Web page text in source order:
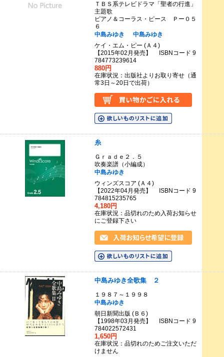
ＴＢＳ系テレビドラマ「聖者の行進」
主題歌
ピアノ＆コーラス・ピース Ｐー０５
６
中島みゆき
中島みゆき
ケイ・エム・ピー (Ａ４)
【2015年02月発売】 ISBNコード 9
784773239614
880円
在庫状況：出版社よりお取り寄せ（通
常3日～20日で出荷）
糸
Ｇｒａｄｅ２．５
吹奏楽譜（小編成）
中島みゆき
ウィンズスコア (Ａ４)
【2022年04月発売】 ISBNコード 9
784815235765
4,180円
在庫状況：品切れのため入荷お知らせ
にご登録下さい
中島みゆき全歌集 ２
１９８７～１９９８
中島みゆき
朝日新聞出版 (Ｂ６)
【1998年03月発売】 ISBNコード 9
784022572431
1,650円
在庫状況：品切れのためご注文いただ
けません